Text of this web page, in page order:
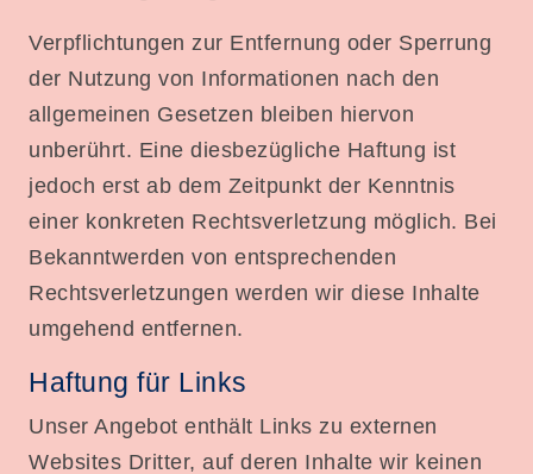
Verpflichtungen zur Entfernung oder Sperrung
der Nutzung von Informationen nach den
allgemeinen Gesetzen bleiben hiervon
unberührt. Eine diesbezügliche Haftung ist
jedoch erst ab dem Zeitpunkt der Kenntnis
einer konkreten Rechtsverletzung möglich. Bei
Bekanntwerden von entsprechenden
Rechtsverletzungen werden wir diese Inhalte
umgehend entfernen.
Haftung für Links
Unser Angebot enthält Links zu externen
Websites Dritter, auf deren Inhalte wir keinen